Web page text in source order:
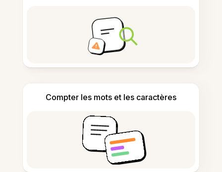
Compter les mots et les caractères